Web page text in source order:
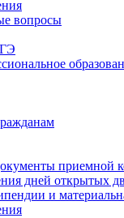
вопросы
приемной
дней открытых
и